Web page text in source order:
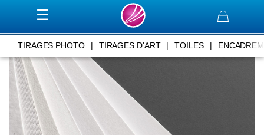
Panier
TIRAGES PHOTO | TIRAGES D'ART | TOILES |